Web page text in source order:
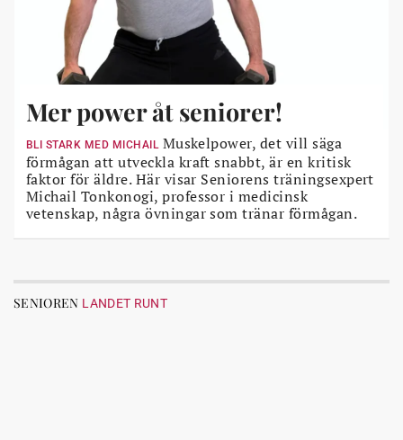
Mer power åt seniorer!
BLI STARK MED MICHAILMuskelpower, det vill säga
förmågan att utveckla kraft snabbt, är en kritisk
faktor för äldre. Här visar Seniorens träningsexpert
Michail Tonkonogi, professor i medicinsk
vetenskap, några övningar som tränar förmågan.
SENIOREN LANDET RUNT